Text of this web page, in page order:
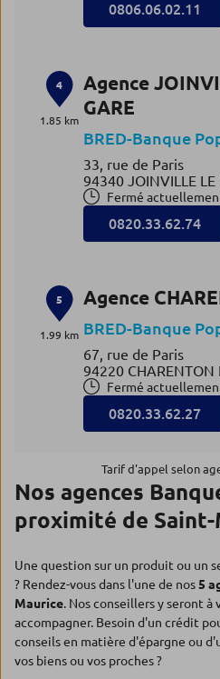
0806.06.02.11
4
1.85 km
Agence
GARE
BRED-Banque
33, rue de Paris
94340 JOINVILLE LE
Fermé
0820.33.62.74
5
1.99 km
Agence
BRED-Banque
67, rue de Paris
94220 CHARENTON
Fermé
0820.33.62.27
Tarif d'appel selon
Nos agences
proximité de Saint-
Une question sur un produit ou un
? Rendez-vous dans l'une de nos5
Maurice. Nos conseillers y seront
accompagner. Besoin d'un crédit
conseils en matière d'épargne ou
vos biens ou vos proches ?